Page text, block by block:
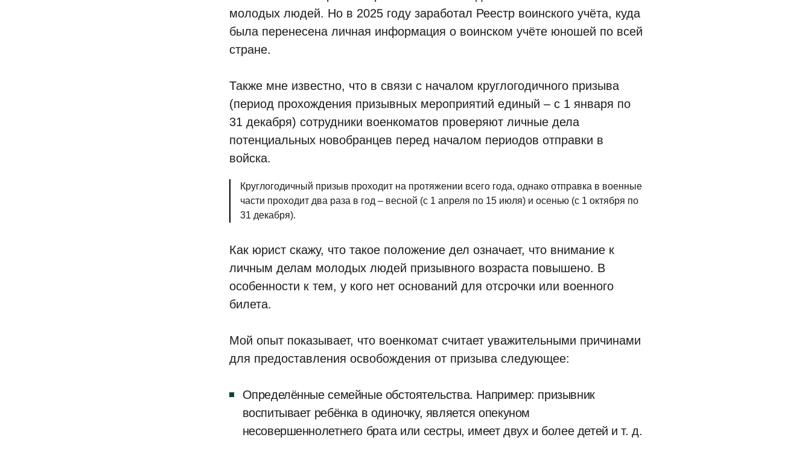
молодых людей. Но в 2025 году заработал Реестр воинского учёта, куда
была перенесена личная информация о воинском учёте юношей по всей
стране.
Также мне известно, что в связи с началом круглогодичного призыва
(период прохождения призывных мероприятий единый – с 1 января по
31 декабря) сотрудники военкоматов проверяют личные дела
потенциальных новобранцев перед началом периодов отправки в
войска.
Круглогодичный призыв проходит на протяжении всего года, однако отправка в военные
части проходит два раза в год – весной (с 1 апреля по 15 июля) и осенью (с 1 октября по
31 декабря).
Как юрист скажу, что такое положение дел означает, что внимание к
личным делам молодых людей призывного возраста повышено. В
особенности к тем, у кого нет оснований для отсрочки или военного
билета.
Мой опыт показывает, что военкомат считает уважительными причинами
для предоставления освобождения от призыва следующее:
Определённые семейные обстоятельства. Например: призывник
воспитывает ребёнка в одиночку, является опекуном
несовершеннолетнего брата или сестры, имеет двух и более детей и т. д.